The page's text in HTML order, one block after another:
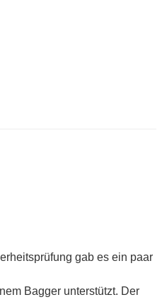
gab es ein paar
Bagger unterstützt. Der